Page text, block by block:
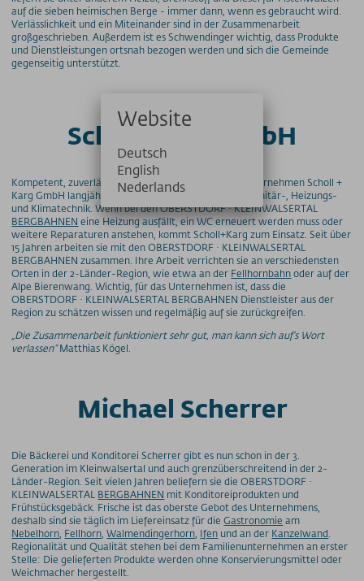
auf die sieben heimischen Berge - immer dann, wenn es gebraucht wird.
Verlässlichkeit und ein Miteinander sind in der Zusammenarbeit
großgeschrieben. Außerdem ist es Schwendinger wichtig, dass Produkte
und Dienstleistungen ortsnah bezogen werden und sich die Gemeinde
gegenseitig unterstützt.
Scholl+Karg GmbH
Kompetent, zuverlässig und leistungsstark hat das Unternehmen Scholl +
Karg GmbH langjährige Erfahrung in den Bereichen Sanitär-, Heizungs-
und Klimatechnik. Wenn bei den OBERSTDORF · KLEINWALSERTAL
BERGBAHNEN eine Heizung ausfällt, ein WC erneuert werden muss oder
weitere Reparaturen anstehen, kommt Scholl+Karg zum Einsatz. Seit über
15 Jahren arbeiten sie mit den OBERSTDORF · KLEINWALSERTAL
BERGBAHNEN zusammen. Ihre Arbeit verrichten sie an verschiedensten
Orten in der 2-Länder-Region, wie etwa an der Fellhornbahnoder auf der
Alpe Bierenwang. Wichtig, für das Unternehmen ist, dass die
OBERSTDORF · KLEINWALSERTAL BERGBAHNEN Dienstleister aus der
Region zu schätzen wissen und regelmäßig auf sie zurückgreifen.
„Die Zusammenarbeit funktioniert sehr gut, man kann sich auf‘s Wort
verlassen“Matthias Kögel.
Michael Scherrer
Die Bäckerei und Konditorei Scherrer gibt es nun schon in der 3.
Generation im Kleinwalsertal und auch grenzüberschreitend in der 2-
Länder-Region. Seit vielen Jahren beliefern sie die OBERSTDORF ·
KLEINWALSERTAL BERGBAHNEN mit Konditoreiprodukten und
Frühstücksgebäck. Frische ist das oberste Gebot des Unternehmens,
deshalb sind sie täglich im Liefereinsatz für dieGastronomie am
Nebelhorn Fellhorn ,Walmendingerhorn Ifen und an der Kanzelwand
Regionalität und Qualität stehen bei dem Familienunternehmen an erster
Stelle: Die gelieferten Produkte werden ohne Konservierungsmittel oder
Weichmacher hergestellt.
Website
Deutsch
English
Nederlands